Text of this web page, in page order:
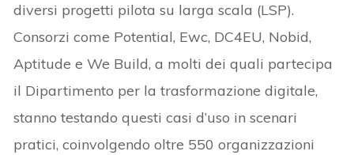
diversi progetti pilota su larga scala (LSP).
Consorzi come Potential, Ewc, DC4EU, Nobid,
Aptitude e We Build, a molti dei quali partecipa
il Dipartimento per la trasformazione digitale,
stanno testando questi casi d’uso in scenari
pratici, coinvolgendo oltre 550 organizzazioni